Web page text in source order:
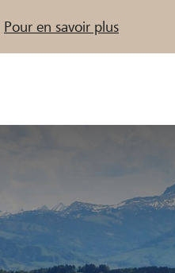
Pour en savoir plus